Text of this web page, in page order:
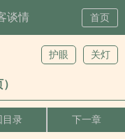
谈情 首页
关灯
护眼
目录 下一章